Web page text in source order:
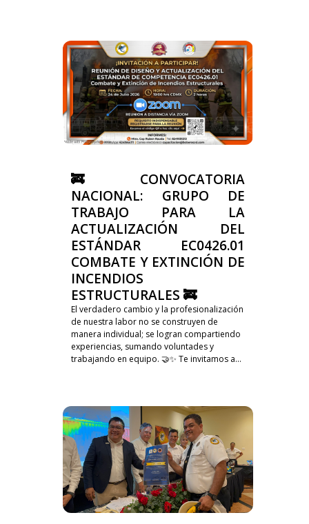
🚒 CONVOCATORIA
NACIONAL: GRUPO DE
TRABAJO PARA LA
ACTUALIZACIÓN DEL
ESTÁNDAR EC0426.01
COMBATE Y EXTINCIÓN DE
INCENDIOS
ESTRUCTURALES 🚒
El verdadero cambio y la profesionalización
de nuestra labor no se construyen de
manera individual; se logran compartiendo
experiencias, sumando voluntades y
trabajando en equipo. 🤝✨ Te invitamos a...